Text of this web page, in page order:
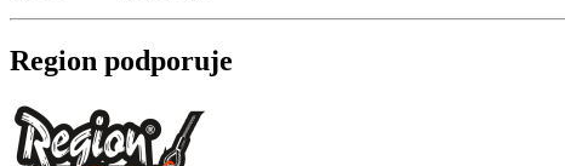
Region podporuje